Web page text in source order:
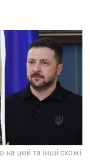
цей та інші схожі